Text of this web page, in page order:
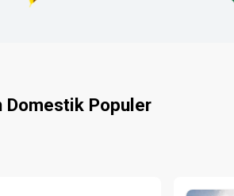
Domestik Populer